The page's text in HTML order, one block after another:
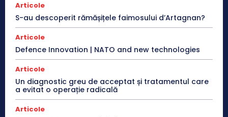
Articole
S-au descoperit rămășițele faimosului d’Artagnan?
Articole
Defence Innovation | NATO and new technologies
Articole
Un diagnostic greu de acceptat și tratamentul care
a evitat o operație radicală
Articole